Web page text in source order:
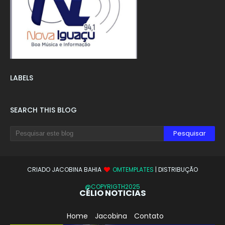
LABELS
SEARCH THIS BLOG
CRIADO JACOBINA BAHIA OMTEMPLATES | DISTRIBUÇÃO
@COPYRIGTH2025
CÉLIO NOTICIAS
Home Jacobina Contato